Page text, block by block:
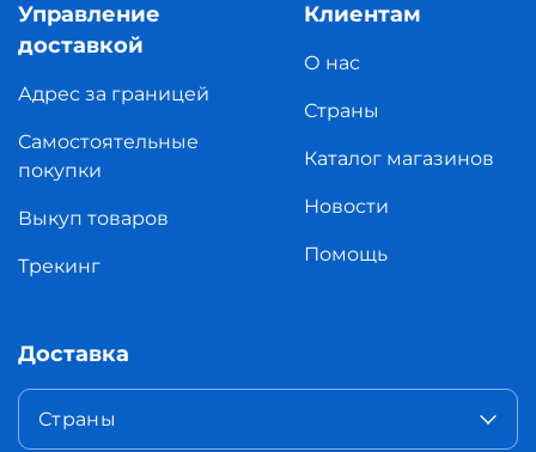
Управление
доставкой
Адрес за границей
Самостоятельные
покупки
Выкуп товаров
Трекинг
Клиентам
О нас
Страны
Каталог магазинов
Новости
Помощь
Доставка
Страны